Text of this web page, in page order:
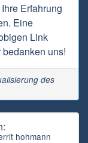
Erfahrung
Eine
Link
bedanken uns!
des
hohmann